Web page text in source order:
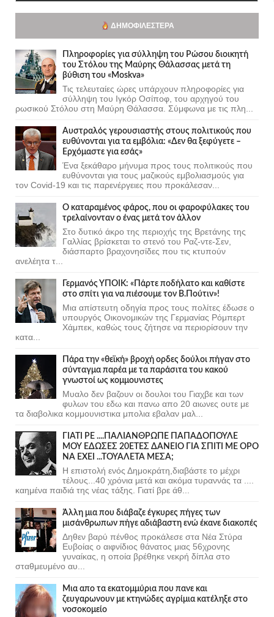
ΔΗΜΟΦΙΛΈΣΤΕΡΑ
Πληροφορίες για σύλληψη του Ρώσου διοικητή
του Στόλου της Mαύρης Θάλασσας μετά τη
βύθιση του «Moskva»
Τις τελευταίες ώρες υπάρχουν πληροφορίες για
σύλληψη του Ιγκόρ Οσίποφ, του αρχηγού του
ρωσικού Στόλου στη Μαύρη Θάλασσα. Σύμφωνα με τις πλη...
Αυστραλός γερουσιαστής στους πολιτικούς που
ευθύνονται για τα εμβόλια: «Δεν θα ξεφύγετε –
Ερχόμαστε για εσάς»
Ένα ξεκάθαρο μήνυμα προς τους πολιτικούς που
ευθύνονται για τους μαζικούς εμβολιασμούς για
τον Covid-19 και τις παρενέργειες που προκάλεσαν...
Ο καταραμένος φάρος, που οι φαροφύλακες του
τρελαίνονταν ο ένας μετά τον άλλον
Στο δυτικό άκρο της περιοχής της Βρετάνης της
Γαλλίας βρίσκεται το στενό του Ραζ-ντε-Σεν,
διάσπαρτο βραχονησίδες που τις κτυπούν
ανελέητα τ...
Γερμανός ΥΠΟΙΚ: «Πάρτε ποδήλατο και καθίστε
στο σπίτι για να πιέσουμε τον Β.Πούτιν»!
Μια απίστευτη οδηγία προς τους πολίτες έδωσε ο
υπουργός Οικονομικών της Γερμανίας Ρόμπερτ
Χάμπεκ, καθώς τους ζήτησε να περιορίσουν την
κατα...
Πάρα την «θεϊκή» βροχή ορδες δούλοι πήγαν στο
σύνταγμα παρέα με τα παράσιτα του κακού
γνωστοί ως κομμουνιστες
Μυαλο δεν βαζουν οι δουλοι του Γιαχβε και των
φυλων του εδω και πανω απο 20 αιωνες ουτε με
τα διαβολικα κομμουνιστικα μπολια εβαλαν μαλ...
ΓΙΑΤΙ ΡΕ ....ΠΑΛΙΑΝΘΡΩΠΕ ΠΑΠΑΔΟΠΟΥΛΕ
ΜΟΥ ΕΔΩΣΕΣ 20ΕΤΕΣ ΔΑΝΕΙΟ ΓΙΑ ΣΠΙΤΙ ΜΕ ΟΡΟ
ΝΑ ΕΧΕΙ ...ΤΟΥΑΛΕΤΑ ΜΕΣΑ;
Η επιστολή ενός Δημοκράτη,διαβάστε το μέχρι
τέλους...40 χρόνια μετά και ακόμα τυραννάς τα ....
καημένα παιδιά της νέας τάξης. Γιατί βρε άθ...
Άλλη μια που διάβαζε έγκυρες πήγες των
μισάνθρωπων πήγε αδιάβαστη ενώ έκανε διακοπές
Δηθεν βαρύ πένθος προκάλεσε στα Νέα Στύρα
Ευβοίας ο αιφνίδιος θάνατος μιας 56χρονης
γυναίκας, η οποία βρέθηκε νεκρή δίπλα στο
σταθμευμένο αυ...
Μια απο τα εκατομμύρια που πανε και
ζευγαρωνουν με κτηνώδες αγρίμια κατέληξε στο
νοσοκομείο